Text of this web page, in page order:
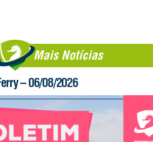
Mais Notícias
– 06/08/2026